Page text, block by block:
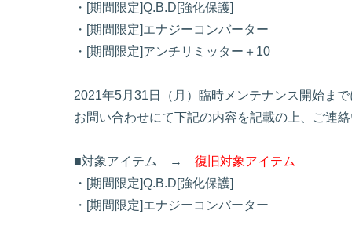
・[期間限定]Q.B.D[強化保護]
・[期間限定]エナジーコンバーター
・[期間限定]アンチリミッター＋10
2021年5月31日（月）臨時メンテナンス開始ま
お問い合わせにて下記の内容を記載の上、ご連
■対象アイテム → 復旧対象アイテム
・[期間限定]Q.B.D[強化保護]
・[期間限定]エナジーコンバーター